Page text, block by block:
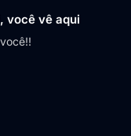
você vê aqui